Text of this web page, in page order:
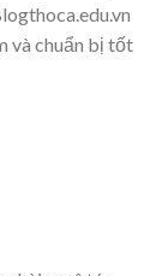
và chuẩn bị tốt